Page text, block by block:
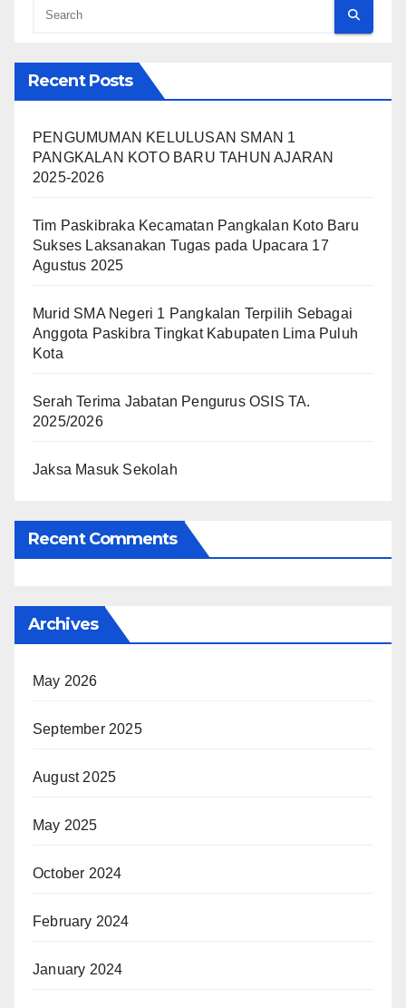
Recent Posts
PENGUMUMAN KELULUSAN SMAN 1
PANGKALAN KOTO BARU TAHUN AJARAN
2025-2026
Tim Paskibraka Kecamatan Pangkalan Koto Baru
Sukses Laksanakan Tugas pada Upacara 17
Agustus 2025
Murid SMA Negeri 1 Pangkalan Terpilih Sebagai
Anggota Paskibra Tingkat Kabupaten Lima Puluh
Kota
Serah Terima Jabatan Pengurus OSIS TA.
2025/2026
Jaksa Masuk Sekolah
Recent Comments
Archives
May 2026
September 2025
August 2025
May 2025
October 2024
February 2024
January 2024